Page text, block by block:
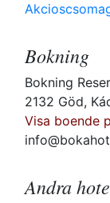
Bokning
Bokning
2132 Göd,
Visa boende
Andra